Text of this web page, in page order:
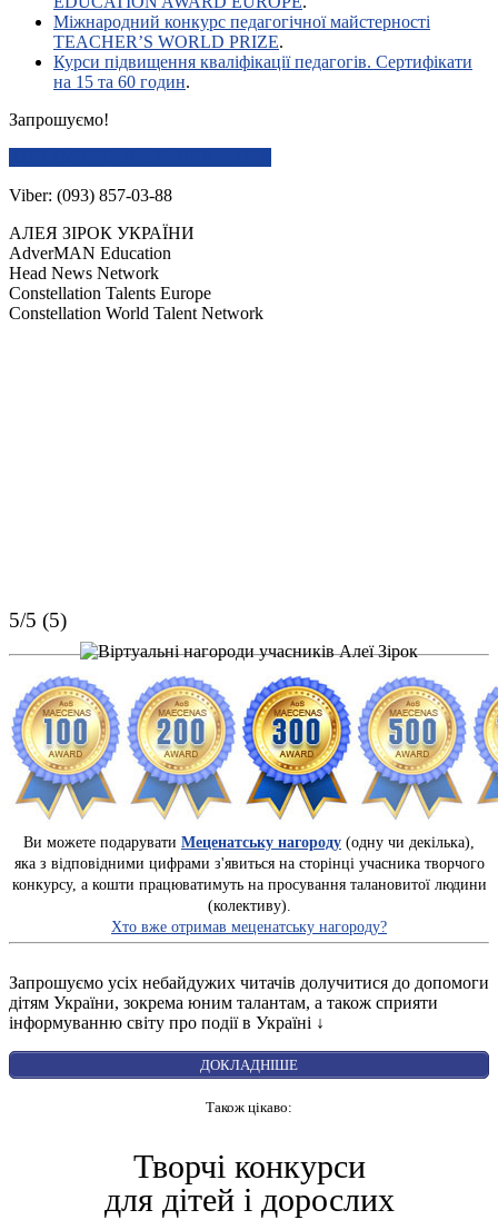
Міжнародний конкурс педагогічної майстерності
TEACHER’S WORLD PRIZE.
Курси підвищення кваліфікації педагогів. Сертифікати
на 15 та 60 годин.
Запрошуємо!
Viber: (093) 857-03-88
АЛЕЯ ЗІРОК УКРАЇНИ
AdverMAN Education
Head News Network
Constellation Talents Europe
Constellation World Talent Network
5/5 (5)
Ви можете подарувати Меценатську нагороду (одну чи декілька),
яка з відповідними цифрами з'явиться на сторінці учасника творчого
конкурсу, а кошти працюватимуть на просування талановитої людини
(колективу).
Хто вже отримав меценатську нагороду?
Запрошуємо усіх небайдужих читачів долучитися до допомоги
дітям України, зокрема юним талантам, а також сприяти
інформуванню світу про події в Україні ↓
ДОКЛАДНІШЕ
Також цікаво:
Творчі конкурси
для дітей і дорослих